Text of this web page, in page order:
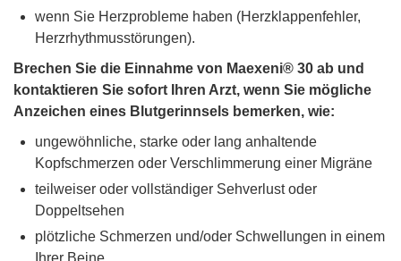
wenn Sie Herzprobleme haben (Herzklappenfehler,
Herzrhythmusstörungen).
Brechen Sie die Einnahme von Maexeni® 30 ab und
kontaktieren Sie sofort Ihren Arzt, wenn Sie mögliche
Anzeichen eines Blutgerinnsels bemerken, wie:
ungewöhnliche, starke oder lang anhaltende
Kopfschmerzen oder Verschlimmerung einer Migräne
teilweiser oder vollständiger Sehverlust oder
Doppeltsehen
plötzliche Schmerzen und/oder Schwellungen in einem
Ihrer Beine